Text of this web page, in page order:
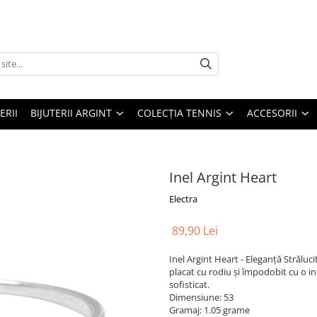
BIJUTERII ARGINT COLECȚIA TENNIS ACCESORII
Inel Argint Heart
Electra
89,90 Lei
Inel Argint Heart - Eleganță
placat cu rodiu și împodobit cu o
sofisticat.
Dimensiune: 53
Gramaj: 1.05 grame